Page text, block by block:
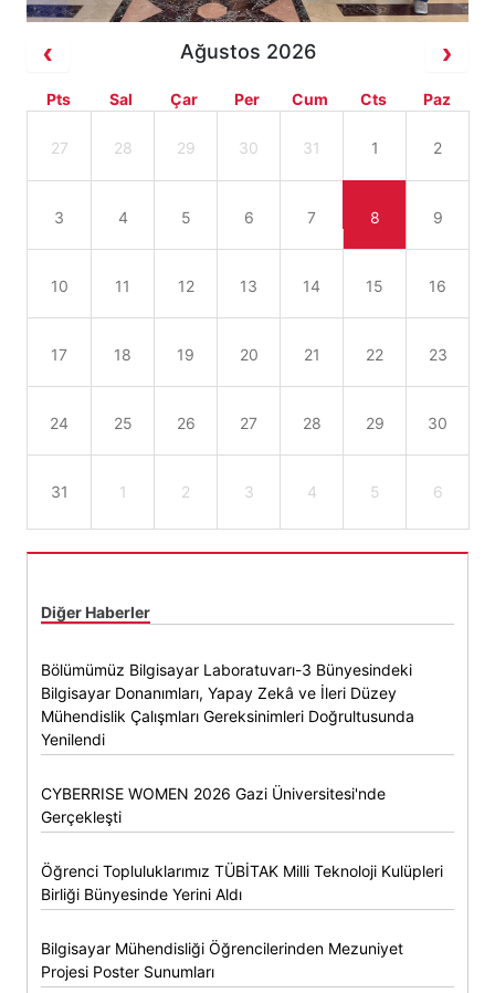
Ağustos 2026
Pts Sal Çar Per Cum Cts Paz
27 28 29 30 31 1 2
3 4 5 6 7 8 9
10 11 12 13 14 15 16
17 18 19 20 21 22 23
24 25 26 27 28 29 30
31 1 2 3 4 5 6
Diğer Haberler
Bölümümüz Bilgisayar Laboratuvarı-3 Bünyesindeki
Bilgisayar Donanımları, Yapay Zekâ ve İleri Düzey
Mühendislik Çalışmları Gereksinimleri Doğrultusunda
Yenilendi
CYBERRISE WOMEN 2026 Gazi Üniversitesi'nde
Gerçekleşti
Öğrenci Topluluklarımız TÜBİTAK Milli Teknoloji Kulüpleri
Birliği Bünyesinde Yerini Aldı
Bilgisayar Mühendisliği Öğrencilerinden Mezuniyet
Projesi Poster Sunumları